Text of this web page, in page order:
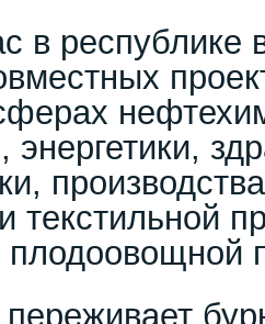
в республике
энергетики,
текстильной
плодоовощной
переживает